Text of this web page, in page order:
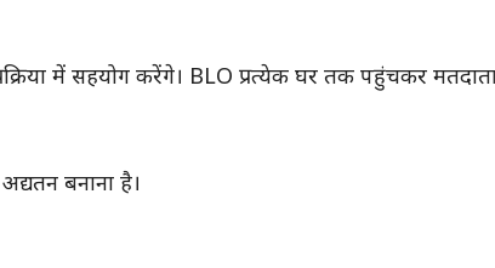
में सहयोग करेंगे। BLO प्रत्येक घर तक पहुंचकर
बनाना है।